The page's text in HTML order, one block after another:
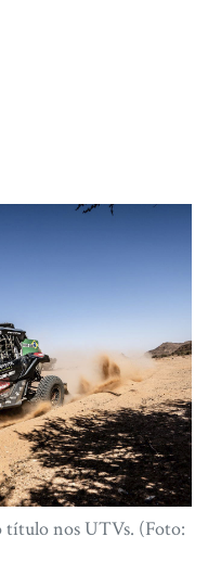
título nos UTVs. (Foto: